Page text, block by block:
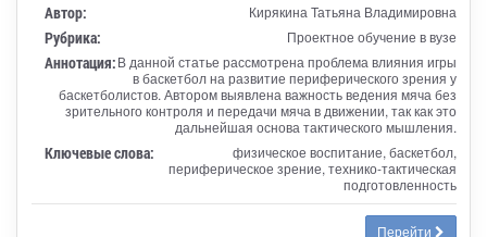
Автор: Кирякина Татьяна Владимировна
Рубрика: Проектное обучение в вузе
Аннотация:В данной статье рассмотрена проблема влияния игры
в баскетбол на развитие периферического зрения у
баскетболистов. Автором выявлена важность ведения мяча без
зрительного контроля и передачи мяча в движении, так как это
дальнейшая основа тактического мышления.
Ключевые слова:
физическое воспитание, баскетбол,
периферическое зрение, технико-тактическая
подготовленность
Перейти